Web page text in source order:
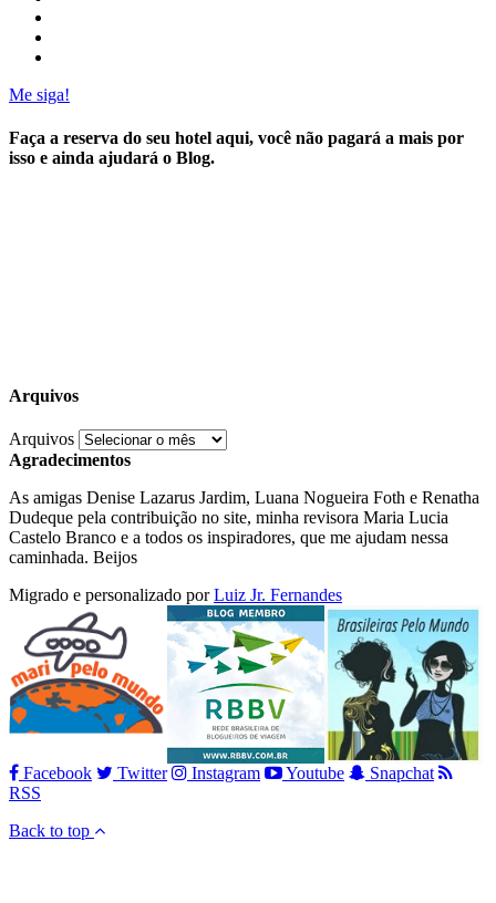
Me siga!
Faça a reserva do seu hotel aqui, você não pagará a mais por
isso e ainda ajudará o Blog.
Arquivos
Arquivos
Agradecimentos
As amigas Denise Lazarus Jardim, Luana Nogueira Foth e Renatha
Dudeque pela contribuição no site, minha revisora Maria Lucia
Castelo Branco e a todos os inspiradores, que me ajudam nessa
caminhada. Beijos
Migrado e personalizado porLuiz Jr. Fernandes
Facebook Twitter Instagram Youtube
Snapchat
RSS
Back to top